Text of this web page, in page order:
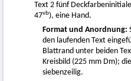
Text 2 fünf
47vb), eine Hand.
Format und Anordnung:
den laufenden Text
Blattrand unter beiden
Kreisbild (225 mm Dm);
siebenzeilig.